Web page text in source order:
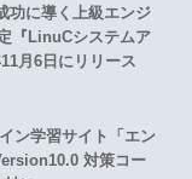
功に導く上級エンジ
『LinuCシステムア
月6日にリリース
ン学習サイト「エン
対策コー